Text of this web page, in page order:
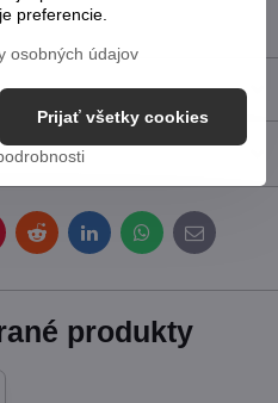
RedditLinkedInWhatsApp
E-
mail
produkty
preferencie.
osobných údajov
Prijať všetky cookies